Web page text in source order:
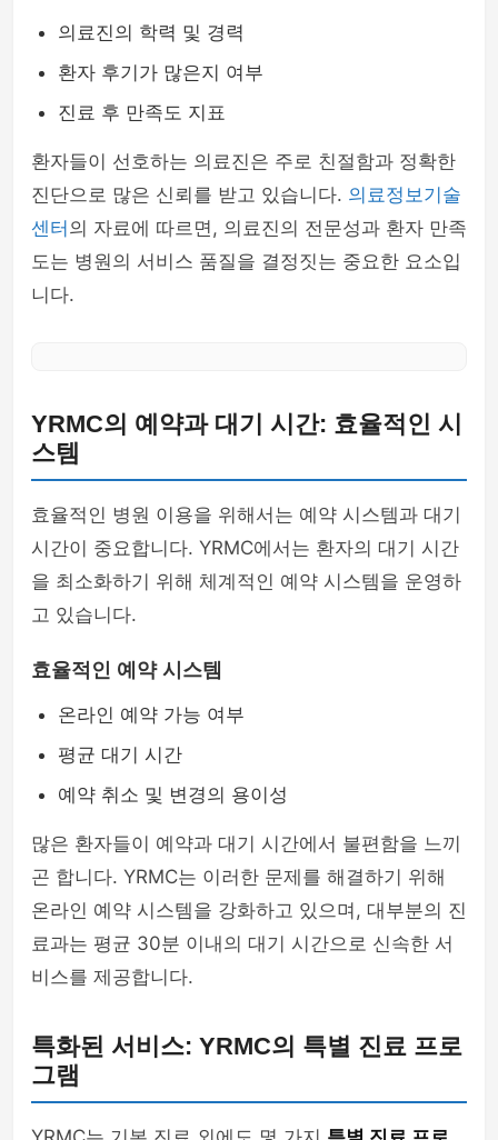
의료진의 학력 및 경력
환자 후기가 많은지 여부
진료 후 만족도 지표
환자들이 선호하는 의료진은 주로 친절함과 정확한
진단으로 많은 신뢰를 받고 있습니다. 의료정보기술
센터 의 자료에 따르면, 의료진의 전문성과 환자 만족
도는 병원의 서비스 품질을 결정짓는 중요한 요소입
니다.
YRMC의 예약과 대기 시간: 효율적인 시
스템
효율적인 병원 이용을 위해서는 예약 시스템과 대기
시간이 중요합니다. YRMC에서는 환자의 대기 시간
을 최소화하기 위해 체계적인 예약 시스템을 운영하
고 있습니다.
효율적인 예약 시스템
온라인 예약 가능 여부
평균 대기 시간
예약 취소 및 변경의 용이성
많은 환자들이 예약과 대기 시간에서 불편함을 느끼
곤 합니다. YRMC는 이러한 문제를 해결하기 위해
온라인 예약 시스템을 강화하고 있으며, 대부분의 진
료과는 평균 30분 이내의 대기 시간으로 신속한 서
비스를 제공합니다.
특화된 서비스: YRMC의 특별 진료 프로
그램